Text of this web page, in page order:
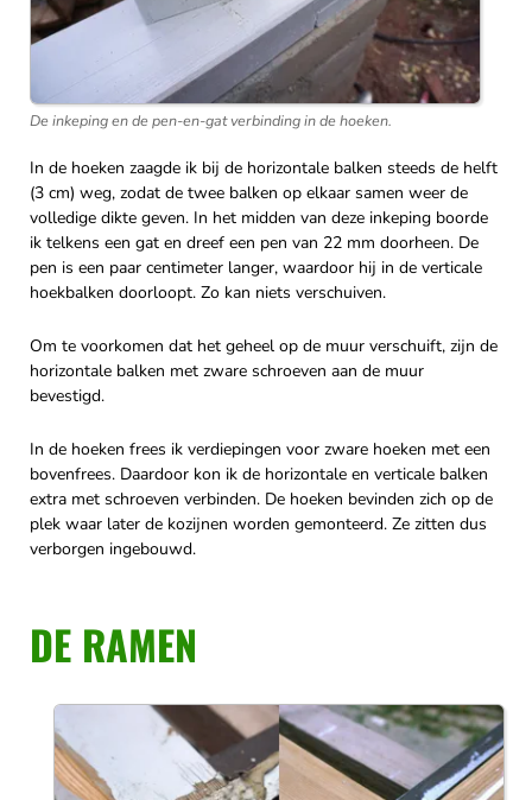
De inkeping en de pen-en-gat verbinding in de hoeken.
In de hoeken zaagde ik bij de horizontale balken steeds de helft
(3 cm) weg, zodat de twee balken op elkaar samen weer de
volledige dikte geven. In het midden van deze inkeping boorde
ik telkens een gat en dreef een pen van 22 mm doorheen. De
pen is een paar centimeter langer, waardoor hij in de verticale
hoekbalken doorloopt. Zo kan niets verschuiven.
Om te voorkomen dat het geheel op de muur verschuift, zijn de
horizontale balken met zware schroeven aan de muur
bevestigd.
In de hoeken frees ik verdiepingen voor zware hoeken met een
bovenfrees. Daardoor kon ik de horizontale en verticale balken
extra met schroeven verbinden. De hoeken bevinden zich op de
plek waar later de kozijnen worden gemonteerd. Ze zitten dus
verborgen ingebouwd.
DE RAMEN